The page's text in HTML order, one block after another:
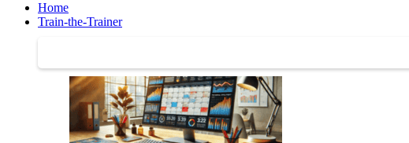
Home
Train-the-Trainer